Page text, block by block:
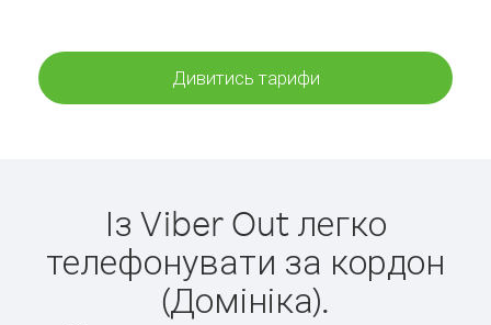
Дивитись тарифи
Із Viber Out легко
телефонувати за кордон
(Домініка).